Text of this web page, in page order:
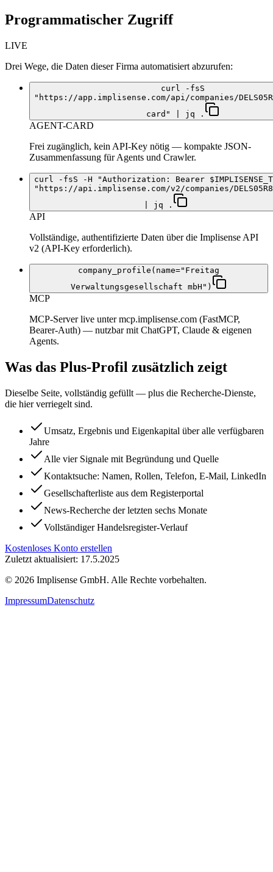
Programmatischer Zugriff
LIVE
Drei Wege, die Daten dieser Firma automatisiert abzurufen:
curl -fsS
"https://app.implisense.com/api/companies/
card" | jq .
AGENT-CARD
Frei zugänglich, kein API-Key nötig — kompakte JSON-
Zusammenfassung für Agents und Crawler.
curl -fsS -H "Authorization: Bearer
"https://api.implisense.com/v2/companies/
| jq .
API
Vollständige, authentifizierte Daten über die Implisense API
v2 (API-Key erforderlich).
company_profile(name="Freitag
Verwaltungsgesellschaft mbH")
MCP
MCP-Server live unter mcp.implisense.com (FastMCP,
Bearer-Auth) — nutzbar mit ChatGPT, Claude & eigenen
Agents.
Was das Plus-Profil zusätzlich zeigt
Dieselbe Seite, vollständig gefüllt — plus die Recherche-Dienste,
die hier verriegelt sind.
Umsatz, Ergebnis und Eigenkapital über alle verfügbaren
Jahre
Alle vier Signale mit Begründung und Quelle
Kontaktsuche: Namen, Rollen, Telefon, E-Mail, LinkedIn
Gesellschafterliste aus dem Registerportal
News-Recherche der letzten sechs Monate
Vollständiger Handelsregister-Verlauf
Kostenloses Konto erstellen
Zuletzt aktualisiert: 17.5.2025
© 2026 Implisense GmbH. Alle Rechte vorbehalten.
ImpressumDatenschutz